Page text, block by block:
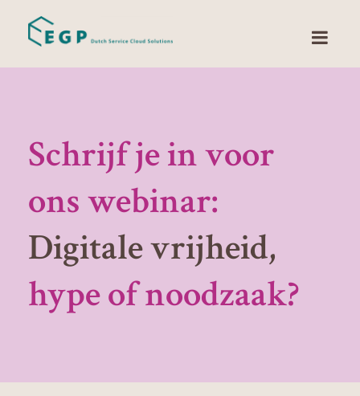
Schrijf je in voor
ons webinar:
Digitale vrijheid,
hype of noodzaak?